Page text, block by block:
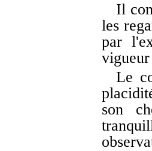
Il
les
par
Le
son